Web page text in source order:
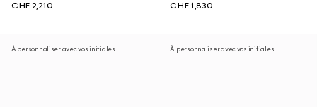
CHF 2,210
CHF 1,830
À personnaliser avec vos initiales À personnaliser avec vos initiales